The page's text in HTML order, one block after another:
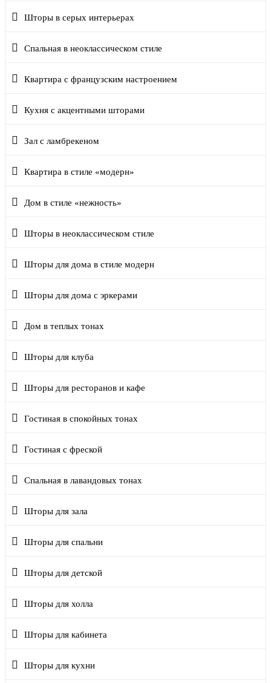
Шторы в серых интерьерах
Спальная в неоклассическом стиле
Квартира с французским настроением
Кухня с акцентными шторами
Зал с ламбрекеном
Квартира в стиле «модерн»
Дом в стиле «нежность»
Шторы в неоклассическом стиле
Шторы для дома в стиле модерн
Шторы для дома с эркерами
Дом в теплых тонах
Шторы для клуба
Шторы для ресторанов и кафе
Гостиная в спокойных тонах
Гостиная с фреской
Спальная в лавандовых тонах
Шторы для зала
Шторы для спальни
Шторы для детской
Шторы для холла
Шторы для кабинета
Шторы для кухни